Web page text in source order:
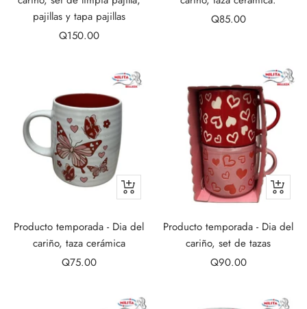
pajillas y tapa pajillas
Sale
Q150.00
Sale
Q85.00
+
Add
to
Producto temporada - Dia del
cariño, taza cerámica
Sale
Q75.00
+
Add
to
Producto temporada - Dia del
cariño, set de tazas
Sale
Q90.00